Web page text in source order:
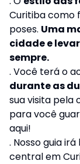
Curitiba como
poses. Uma
cidade e
sempre.
. Você terá o
durante as
sua visita pela
para você
aqui!
. Nosso guia
central em